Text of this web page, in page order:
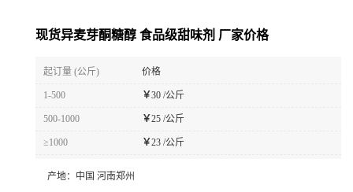
现货异麦芽酮糖醇 食品级甜味剂 厂家价格
起订量 (公斤) 价格
1-500 ￥30 /公斤
500-1000 ￥25 /公斤
≥1000 ￥23 /公斤
产地： 中国 河南郑州